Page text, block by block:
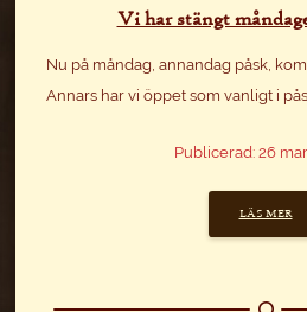
Vi har stängt
Nu på måndag, annandag påsk,
Annars har vi öppet som vanligt i
Publicerad: 26
LÄS MER